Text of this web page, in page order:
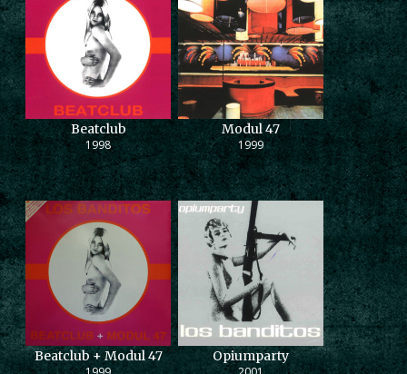
Beatclub
1998
Modul 47
1999
Beatclub + Modul 47 Opiumparty